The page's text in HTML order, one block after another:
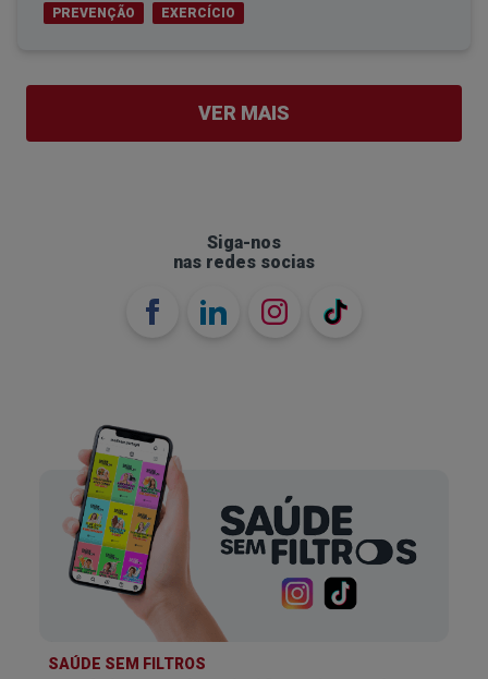
PREVENÇÃO EXERCÍCIO
VER MAIS
Siga-nos
nas redes socias
SAÚDE SEM FILTROS